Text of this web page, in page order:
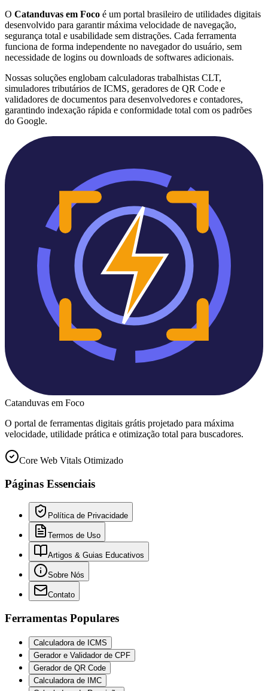
O Catanduvas em Foco é um portal brasileiro de utilidades digitais
desenvolvido para garantir máxima velocidade de navegação,
segurança total e usabilidade sem distrações. Cada ferramenta
funciona de forma independente no navegador do usuário, sem
necessidade de logins ou downloads de softwares adicionais.
Nossas soluções englobam calculadoras trabalhistas CLT,
simuladores tributários de ICMS, geradores de QR Code e
validadores de documentos para desenvolvedores e contadores,
garantindo indexação rápida e conformidade total com os padrões
do Google.
Catanduvas em Foco
O portal de ferramentas digitais grátis projetado para máxima
velocidade, utilidade prática e otimização total para buscadores.
Core Web Vitals Otimizado
Páginas Essenciais
Política de Privacidade
Termos de Uso
Artigos & Guias Educativos
Sobre Nós
Contato
Ferramentas Populares
Calculadora de ICMS
Gerador e Validador de CPF
Gerador de QR Code
Calculadora de IMC